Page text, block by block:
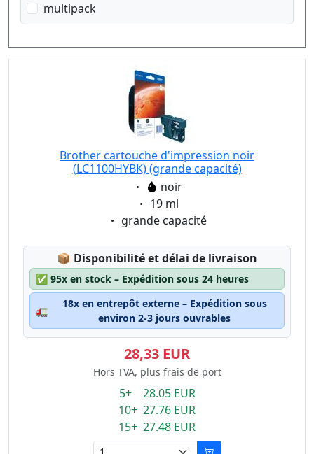
multipack
Brother cartouche d'impression noir
(LC1100HYBK) (grande capacité)
Eigenschaft:
noir
Eigenschaft:
19 ml
Eigenschaft:
grande capacité
📦 Lagerstatus:
Disponibilité et délai de livraison
✅ 95x en stock – Expédition sous 24 heures
🚛
18x en entrepôt externe – Expédition sous
environ 2-3 jours ouvrables
28,33 EUR
Hors TVA, plus frais de port
5+ 28.05 EUR
10+ 27.76 EUR
15+ 27.48 EUR